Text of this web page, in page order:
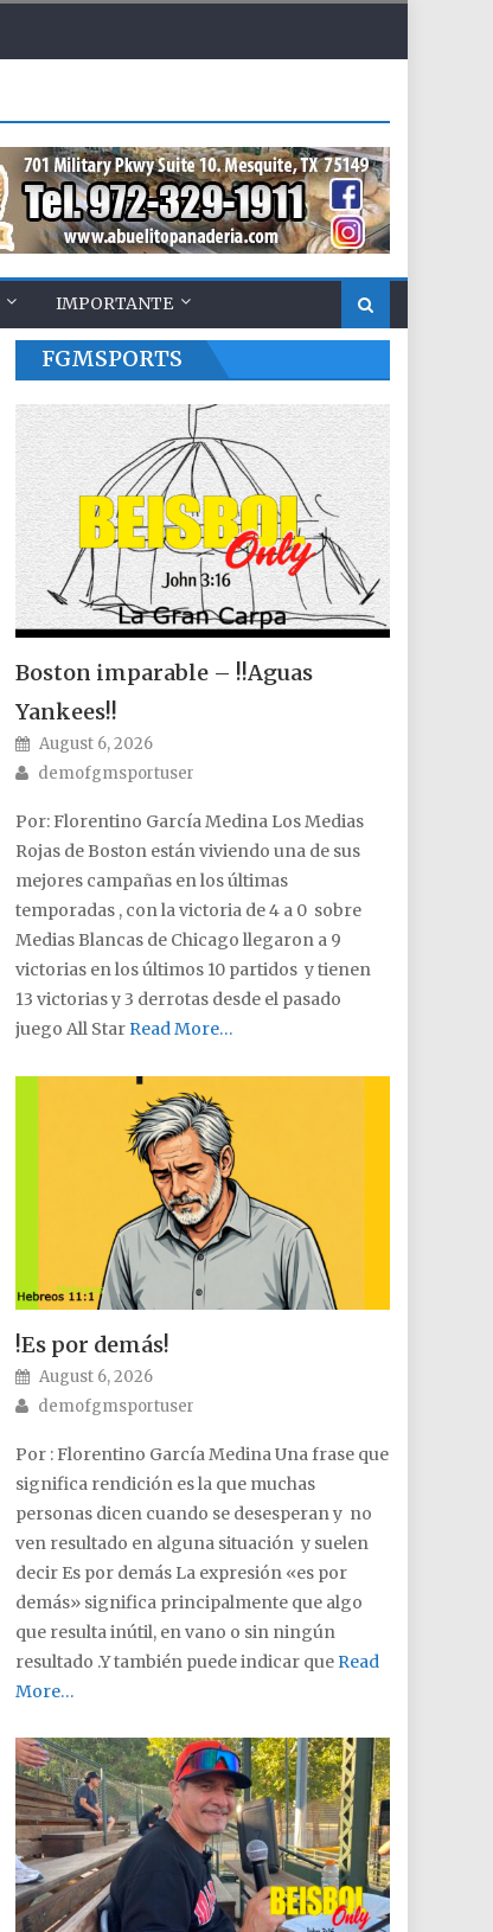
IMPORTANTE
FGMSPORTS
Boston imparable – !!Aguas
Yankees!!
Posted on
August 6, 2026
Author
demofgmsportuser
Por: Florentino García Medina Los Medias
Rojas de Boston están viviendo una de sus
mejores campañas en los últimas
temporadas , con la victoria de 4 a 0 sobre
Medias Blancas de Chicago llegaron a 9
victorias en los últimos 10 partidos y tienen
13 victorias y 3 derrotas desde el pasado
juego All Star Read More…
!Es por demás!
Posted on
August 6, 2026
Author
demofgmsportuser
Por : Florentino García Medina Una frase que
significa rendición es la que muchas
personas dicen cuando se desesperan y no
ven resultado en alguna situación y suelen
decir Es por demás La expresión «es por
demás» significa principalmente que algo
que resulta inútil, en vano o sin ningún
resultado .Y también puede indicar que Read
More…